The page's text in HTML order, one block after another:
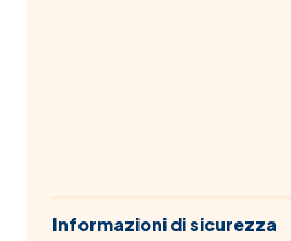
Informazioni di sicurezza